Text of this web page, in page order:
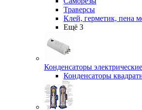
Траверсы
Клей, герметик, пена
Ещё 3
Конденсаторы электрические
Конденсаторы